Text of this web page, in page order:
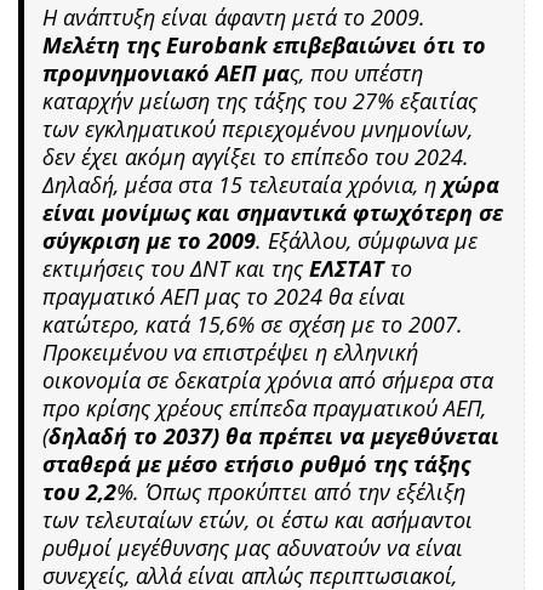
Η ανάπτυξη είναι άφαντη μετά το 2009.
Μελέτη της Eurobank επιβεβαιώνει ότι το
προμνημονιακό ΑΕΠ μας, που υπέστη
καταρχήν μείωση της τάξης του 27% εξαιτίας
των εγκληματικού περιεχομένου μνημονίων,
δεν έχει ακόμη αγγίξει το επίπεδο του 2024.
Δηλαδή, μέσα στα 15 τελευταία χρόνια, η χώρα
είναι μονίμως και σημαντικά φτωχότερη σε
σύγκριση με το 2009. Εξάλλου, σύμφωνα με
εκτιμήσεις του ΔΝΤ και της ΕΛΣΤΑΤτο
πραγματικό ΑΕΠ μας το 2024 θα είναι
κατώτερο, κατά 15,6% σε σχέση με το 2007.
Προκειμένου να επιστρέψει η ελληνική
οικονομία σε δεκατρία χρόνια από σήμερα στα
προ κρίσης χρέους επίπεδα πραγματικού ΑΕΠ,
(δηλαδή το 2037) θα πρέπει να μεγεθύνεται
σταθερά με μέσο ετήσιο ρυθμό της τάξης
του 2,2%. Όπως προκύπτει από την εξέλιξη
των τελευταίων ετών, οι έστω και ασήμαντοι
ρυθμοί μεγέθυνσης μας αδυνατούν να είναι
συνεχείς, αλλά είναι απλώς περιπτωσιακοί,